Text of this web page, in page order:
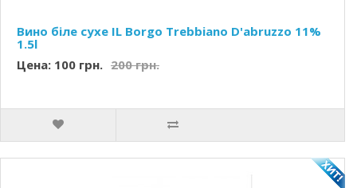
Вино біле сухе IL Borgo Trebbiano D'abruzzo 11%
1.5l
Цена: 100 грн. 200 грн.